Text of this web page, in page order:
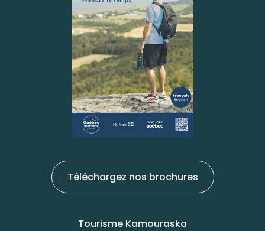
Téléchargez nos brochures
Tourisme Kamouraska